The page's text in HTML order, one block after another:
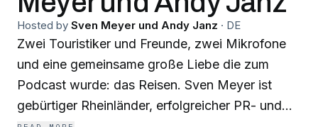
Hosted by Sven Meyer und Andy Janz · DE
Zwei Touristiker und Freunde, zwei Mikrofone
und eine gemeinsame große Liebe die zum
Podcast wurde: das Reisen. Sven Meyer ist
gebürtiger Rheinländer, erfolgreicher PR- und